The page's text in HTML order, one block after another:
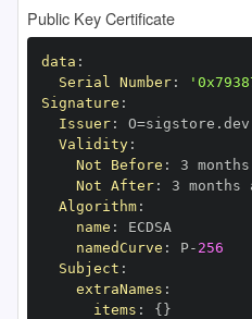
Public Key Certificate
data :
Serial Number:
Signature :
Issuer: O=sigstore.dev
Validity:
Not Before : 3
Not After: 3 months
Algorithm:
name :
namedCurve : P- 256
Subject :
extraNames :
items : { }